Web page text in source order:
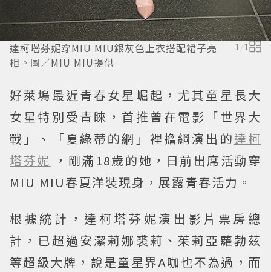
達柯塔芬妮穿MIU MIU銀灰色上衣搭配裙子亮
相。圖／MIU MIU提供
1/1
好萊塢最近青春女星崛起，尤其童星長大
女星特別受青睞，首推曾在電影「世界大
戰」、「夏綠蒂的網」裡擔綱演出的達柯
塔芬妮 ，剛滿18歲的她，日前出席活動穿
MIU MIU春夏洋裝現身，展露青春活力。
根據統計，達柯塔芬妮演出影片票房總
計，已超過安潔莉娜裘莉、茱莉亞蘿勃茲
等超級大牌，說是童星界A咖也不為過，而